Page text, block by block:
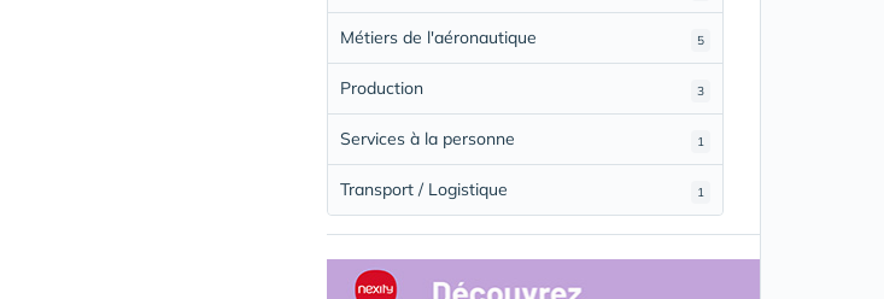
5
Métiers de l'aéronautique
3
Production
1
Services à la personne
1
Transport / Logistique